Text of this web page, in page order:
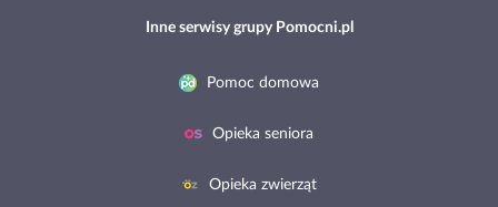
Inne serwisy grupy Pomocni.pl
Pomoc domowa
Opieka seniora
Opieka zwierząt